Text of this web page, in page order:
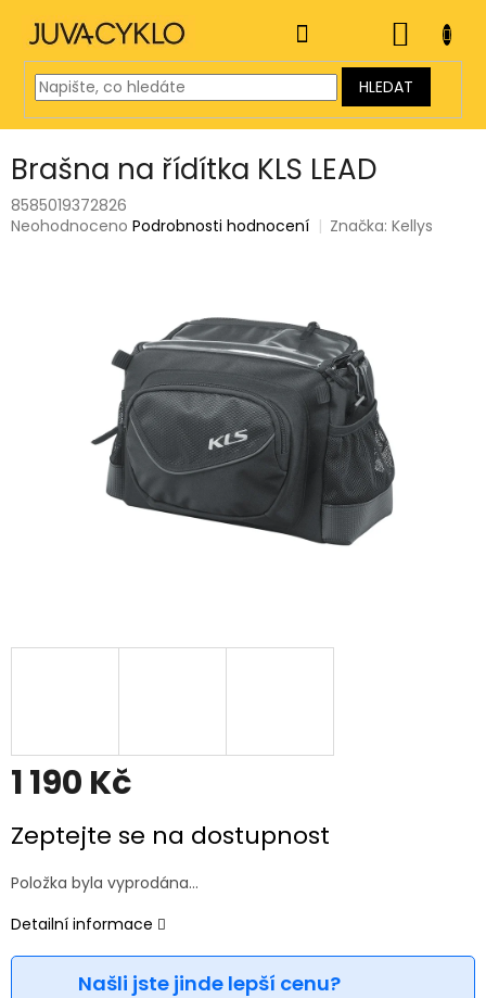
obsah
HLEDAT
KOŠÍK
Brašna na řídítka KLS LEAD
8585019372826
Průměrné
Neohodnoceno Podrobnosti hodnocení Značka:Kellys
1 190 Kč
cena:
Zeptejte se na dostupnost
Položka byla vyprodána…
Detailní informace
Našli jste jinde lepší cenu?